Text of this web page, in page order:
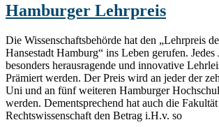
Hamburger Lehrpreis
Die Wissenschaftsbehörde hat den „Lehrpreis
Hansestadt Hamburg“ ins Leben gerufen. Jedes
besonders herausragende und innovative
Prämiert werden. Der Preis wird an jeder der
Uni und an fünf weiteren Hamburger
werden. Dementsprechend hat auch die
Rechtswissenschaft den Betrag i.H.v. so